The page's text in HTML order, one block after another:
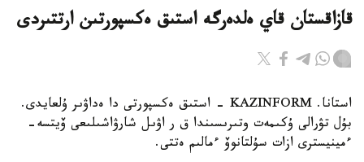
قازاقستان قاي ەلدەرگە استىق ەكسپورتىن ارتتىردى
استانا. KAZINFORM - استىق ەكسپورتى دا ەداۋىر ۇلعايدى.
بۇل تۋرالى ۇكىمەت وتىرىسىندا ق ر اۋىل شارۋاشىلىعى ۆيتسە-
ءمينيسترى ازات سۇلتانوۆ ءمالىم ەتتى.